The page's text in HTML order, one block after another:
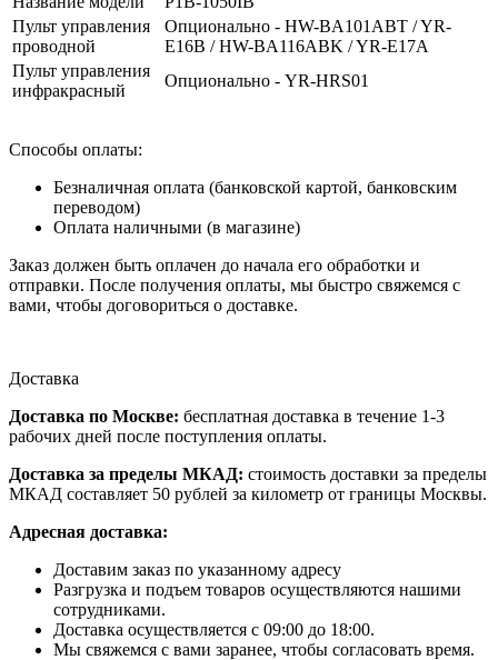
Пульт управления
проводной
Опционально - HW-BA101ABT / YR-
E16B / HW-BA116ABK / YR-E17A
Пульт управления
инфракрасный
Опционально - YR-HRS01
Способы оплаты:
Безналичная оплата (банковской картой, банковским
переводом)
Оплата наличными (в магазине)
Заказ должен быть оплачен до начала его обработки и
отправки. После получения оплаты, мы быстро свяжемся с
вами, чтобы договориться о доставке.
Доставка
Доставка по Москве: бесплатная доставка в течение 1-3
рабочих дней после поступления оплаты.
Доставка за пределы МКАД: стоимость доставки за пределы
МКАД составляет 50 рублей за километр от границы Москвы.
Адресная доставка:
Доставим заказ по указанному адресу
Разгрузка и подъем товаров осуществляются нашими
сотрудниками.
Доставка осуществляется с 09:00 до 18:00.
Мы свяжемся с вами заранее, чтобы согласовать время.